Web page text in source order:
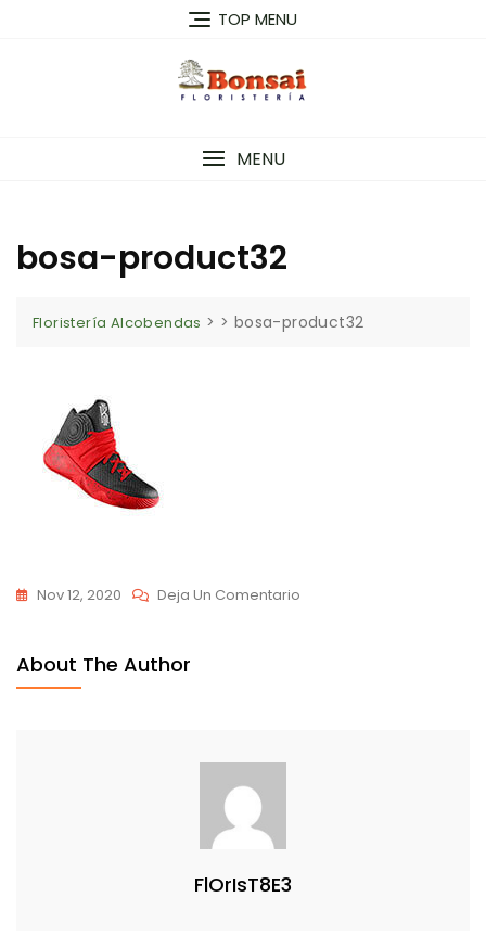
TOP MENU
MENU
bosa-product32
Floristería Alcobendas > > bosa-product32
Nov 12, 2020 Deja Un Comentario
About The Author
FlOrIsT8E3